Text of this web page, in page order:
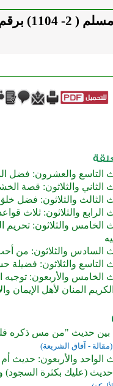
برقم (1478).
التاسع والعشرون: فضل
الثاني والثلاثون: قصة
الثالث والثلاثون: فضل خلق
الرابع والثلاثون: ثلاث
الخامس والثلاثون:
السادس والثلاثون: من
التاسع والثلاثون: فضيلة
الخامس والأربعون: توجيه
المنان لأهل الإيمان
بين حديث "من مس ذكره
(مقالة - آفاق الشريعة)
الواحد والأربعون: حديث
(عليك بكثرة